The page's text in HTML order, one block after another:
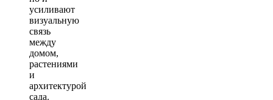
усиливают
визуальную
связь
между
домом,
растениями
и
архитектурой
сада.